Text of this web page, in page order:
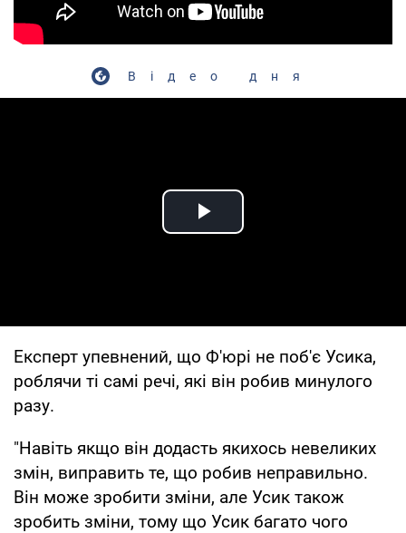
Відео дня
Play Video
Експерт упевнений, що Ф'юрі не поб'є Усика,
роблячи ті самі речі, які він робив минулого
разу.
"Навіть якщо він додасть якихось невеликих
змін, виправить те, що робив неправильно.
Він може зробити зміни, але Усик також
зробить зміни, тому що Усик багато чого